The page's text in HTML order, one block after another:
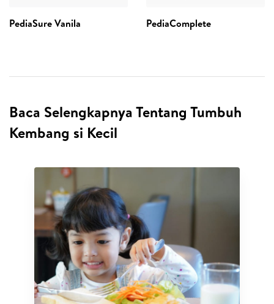
PediaSure Vanila PediaComplete
Baca Selengkapnya Tentang Tumbuh
Kembang si Kecil